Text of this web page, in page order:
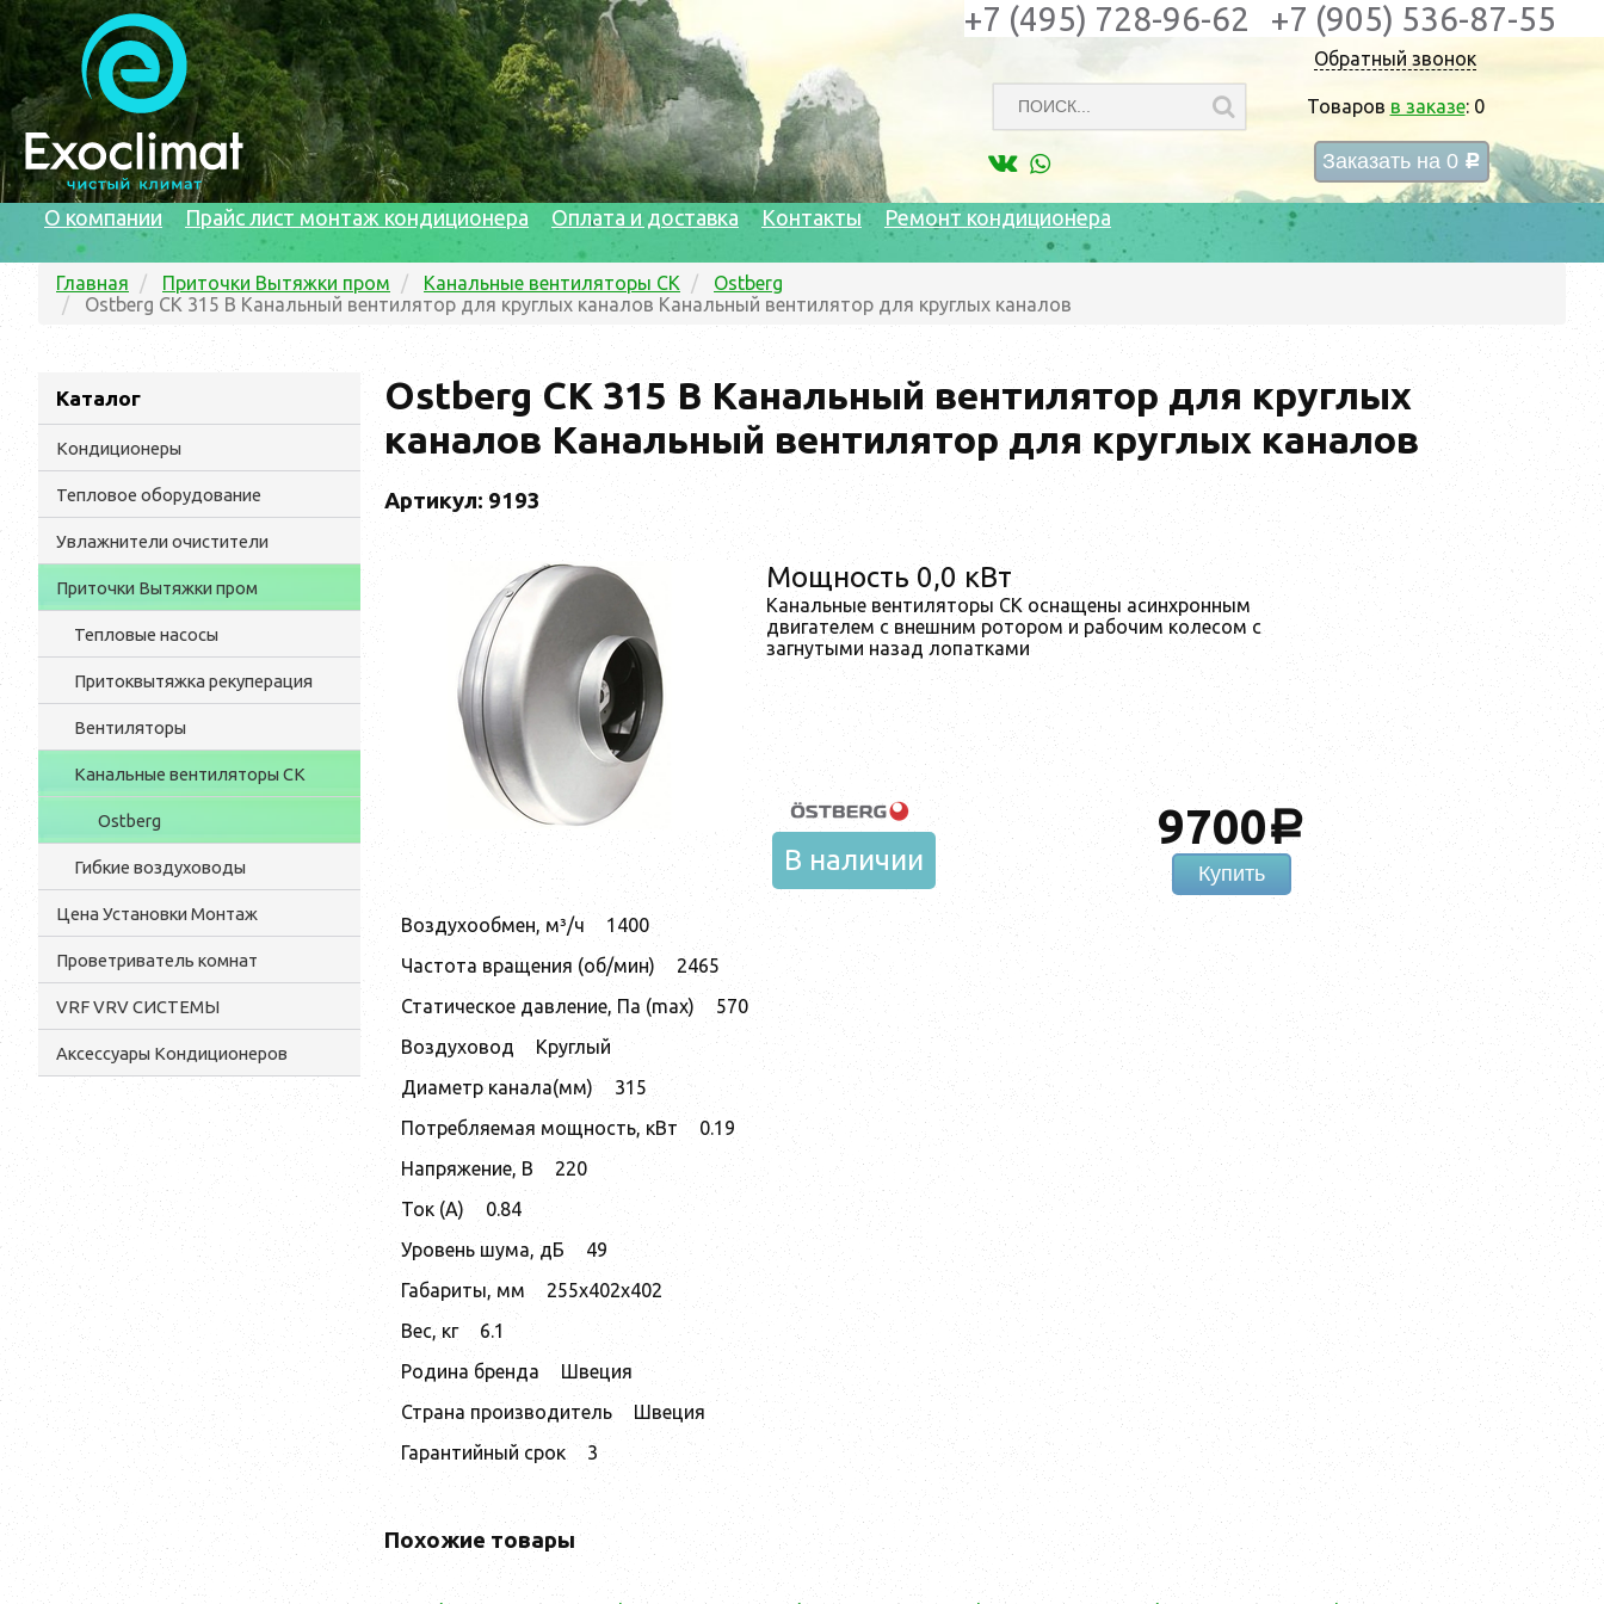
Обратный звонок
Товаров в заказе: 0
Заказать на 0 c
+7 (495) 728-96-62 +7 (905) 536-87-55
О компании Прайс лист монтаж кондиционера Оплата и доставка Контакты Ремонт кондиционера
Главная Приточки Вытяжки пром Канальные вентиляторы CK
Ostberg
Ostberg CK 315 B Канальный вентилятор для круглых каналов Канальный вентилятор для круглых каналов
Каталог
Кондиционеры
Тепловое оборудование
Увлажнители очистители
Приточки Вытяжки пром
Тепловые насосы
Притоквытяжка рекуперация
Вентиляторы
Канальные вентиляторы CK
Ostberg
Гибкие воздуховоды
Цена Установки Монтаж
Проветриватель комнат
VRF VRV СИСТЕМЫ
Аксессуары Кондиционеров
Ostberg CK 315 B Канальный вентилятор для круглых
каналов Канальный вентилятор для круглых каналов
Артикул: 9193
Мощность 0,0 кВт
Канальные вентиляторы CK оснащены асинхронным
двигателем с внешним ротором и рабочим колесом с
загнутыми назад лопатками
9700a
Купить
В наличии
Воздухообмен, м³/ч
1400
Частота вращения (об/мин)
2465
Статическое давление, Па (max)
570
Воздуховод
Круглый
Диаметр канала(мм)
315
Потребляемая мощность, кВт
0.19
Напряжение, В
220
Ток (А)
0.84
Уровень шума, дБ
49
Габариты, мм
255x402x402
Вес, кг
6.1
Родина бренда
Швеция
Страна производитель
Швеция
Гарантийный срок
3
Похожие товары